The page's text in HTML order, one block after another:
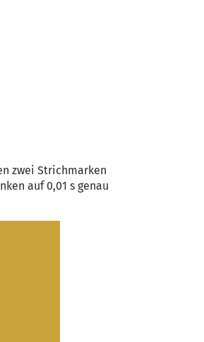
zwei Strichmarken
auf 0,01 s genau